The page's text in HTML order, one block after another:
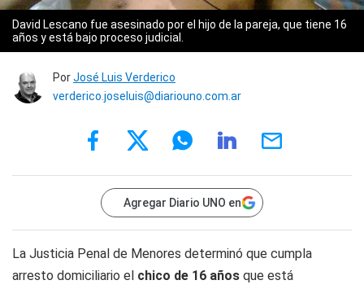
David Lescano fue asesinado por el hijo de la pareja, que tiene 16
años y está bajo proceso judicial.
PorJosé Luis Verderico
verderico.joseluis@diariouno.com.ar
Agregar Diario UNO en
La Justicia Penal de Menores determinó que cumpla
arresto domiciliario el chico de 16 años que está